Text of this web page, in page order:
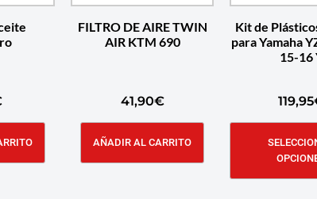
FILTRO DE AIRE TWIN
AIR KTM 690
41,90€
AÑADIR AL CARRITO
Kit de
para Yamaha
15-16
119,95